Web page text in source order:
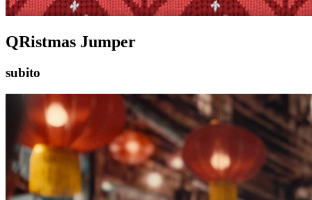
QRistmas Jumper
subito